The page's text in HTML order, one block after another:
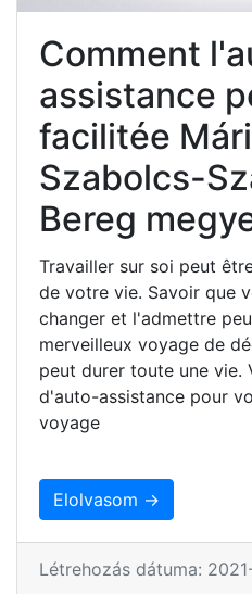
Comment
assistance
facilitée
Szabolcs-
Bereg
Travailler sur soi peut
de votre vie. Savoir que
changer et l'admettre
merveilleux voyage de
peut durer toute une vie.
d'auto-assistance pour
voyage
Elolvasom →
Létrehozás dátuma: